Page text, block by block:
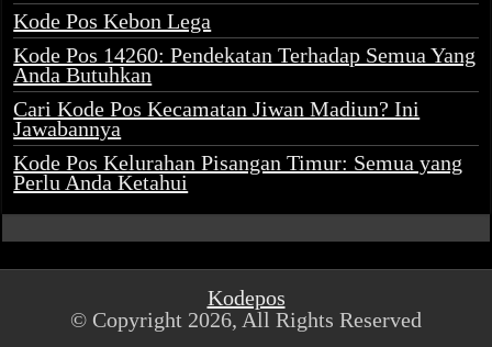
Kode Pos Kebon Lega
Kode Pos 14260: Pendekatan Terhadap Semua Yang
Anda Butuhkan
Cari Kode Pos Kecamatan Jiwan Madiun? Ini
Jawabannya
Kode Pos Kelurahan Pisangan Timur: Semua yang
Perlu Anda Ketahui
Kodepos
© Copyright 2026, All Rights Reserved